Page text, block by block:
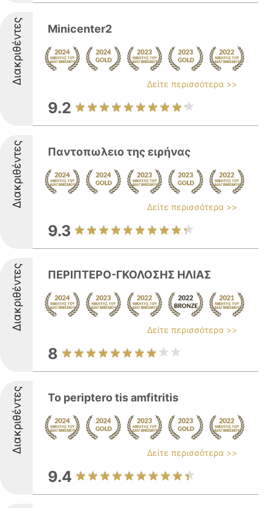
Διακριθέντες Minicenter2
Δείτε περισσότερα >>
9.2
Διακριθέντες Παντοπωλειο της ειρήνας
Δείτε περισσότερα >>
9.3
Διακριθέντες ΠΕΡΙΠΤΕΡΟ-ΓΚΟΛΟΣΗΣ ΗΛΙΑΣ
Δείτε περισσότερα >>
8
Διακριθέντες To periptero tis amfitritis
Δείτε περισσότερα >>
9.4